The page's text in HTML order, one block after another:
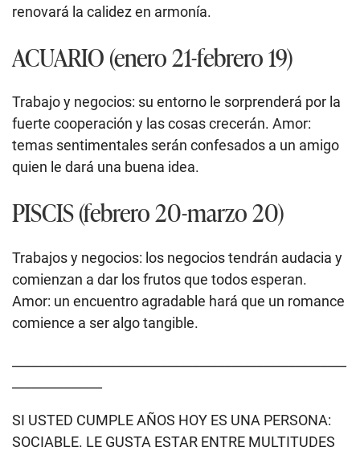
renovará la calidez en armonía.
ACUARIO (enero 21-febrero 19)
Trabajo y negocios: su entorno le sorprenderá por la
fuerte cooperación y las cosas crecerán. Amor:
temas sentimentales serán confesados a un amigo
quien le dará una buena idea.
PISCIS (febrero 20-marzo 20)
Trabajos y negocios: los negocios tendrán audacia y
comienzan a dar los frutos que todos esperan.
Amor: un encuentro agradable hará que un romance
comience a ser algo tangible.
SI USTED CUMPLE AÑOS HOY ES UNA PERSONA:
SOCIABLE. LE GUSTA ESTAR ENTRE MULTITUDES